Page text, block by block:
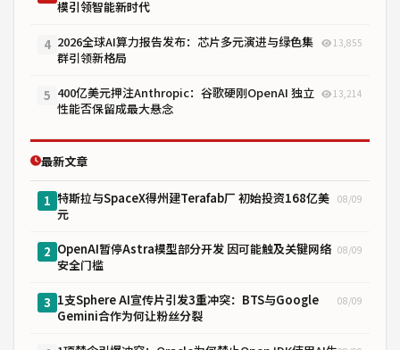
模引领智能新时代
4 2026全球AI算力报告发布：芯片多元演进与绿色集
群引领新格局
13,855
5 400亿美元押注Anthropic：谷歌硬刚OpenAI 独立
性能否保留成最大悬念
13,214
最新文章
1 特斯拉与SpaceX得州建Terafab厂 初始投资168亿美
元
08/09
2 OpenAI暂停Astra模型部分开发 因可能触及关键网络
安全门槛
08/09
3 1支Sphere AI宣传片引发3重冲突：BTS与Google
Gemini合作为何让粉丝分裂
08/09